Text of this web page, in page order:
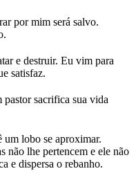
por mim será salvo.
e destruir. Eu vim para
satisfaz.
pastor sacrifica sua vida
um lobo se aproximar.
não lhe pertencem e ele não
e dispersa o rebanho.